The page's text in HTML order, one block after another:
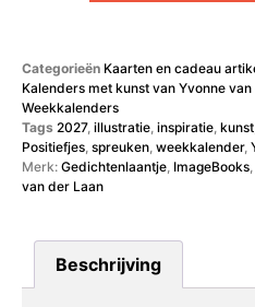
Categorieën Kaarten en cadeau
Kalenders met kunst van Yvonne
Weekkalenders
Tags 2027, illustratie inspiratie kunst
Positiefjes spreuken weekkalender,
Merk: Gedichtenlaantje ImageBooks
van der Laan
Beschrijving